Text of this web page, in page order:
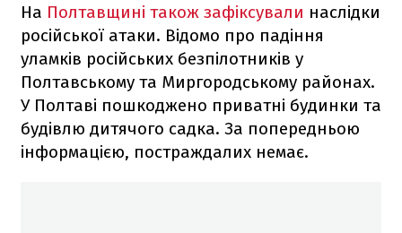
На Полтавщині також зафіксували наслідки
російської атаки. Відомо про падіння
уламків російських безпілотників у
Полтавському та Миргородському районах.
У Полтаві пошкоджено приватні будинки та
будівлю дитячого садка. За попередньою
інформацією, постраждалих немає.